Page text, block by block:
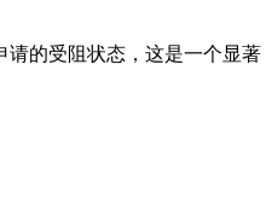
的受阻状态，这是一个显著